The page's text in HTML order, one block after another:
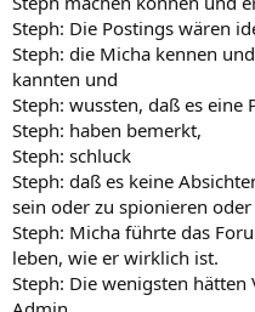
Steph: Die Postings wären
Steph: die Micha kennen
kannten und
Steph: wussten, daß es eine
Steph: haben bemerkt,
Steph: schluck
Steph: daß es keine
sein oder zu spionieren
Steph: Micha führte das
leben, wie er wirklich ist.
Steph: Die wenigsten